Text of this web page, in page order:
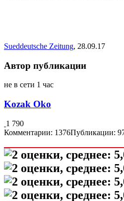
Sueddeutsche Zeitung, 28.09.17
Автор публикации
не в сети 1 час
Kozak Oko
1 790
Комментарии: 1376Публикации: